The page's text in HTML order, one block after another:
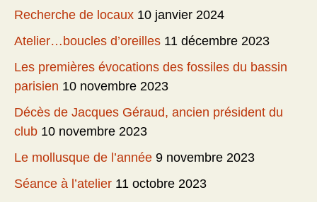
Recherche de locaux 10 janvier 2024
Atelier…boucles d’oreilles 11 décembre 2023
Les premières évocations des fossiles du bassin
parisien 10 novembre 2023
Décès de Jacques Géraud, ancien président du
club 10 novembre 2023
Le mollusque de l’année 9 novembre 2023
Séance à l’atelier 11 octobre 2023